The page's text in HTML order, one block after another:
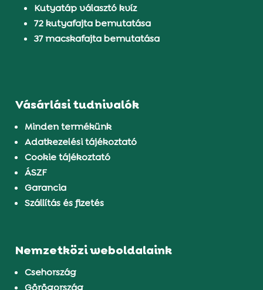
Kutyatáp választó kvíz
72 kutyafajta bemutatása
37 macskafajta bemutatása
Vásárlási tudnivalók
Minden termékünk
Adatkezelési tájékoztató
Cookie tájékoztató
ÁSZF
Garancia
Szállítás és fizetés
Nemzetközi weboldalaink
Csehország
Görögország